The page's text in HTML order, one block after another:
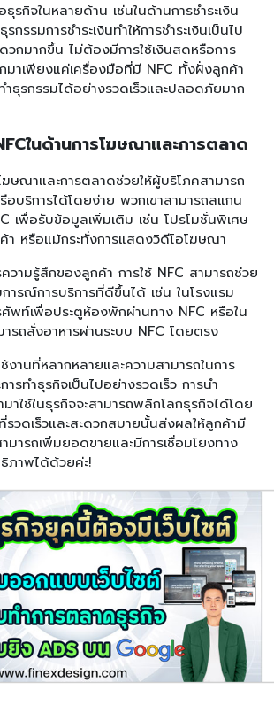
รกิจในหลายด้าน เช่นในด้านการชำระเงิน
กรรมการชำระเงินทำให้การชำระเงินเป็นไป
วกมากขึ้น ไม่ต้องมีการใช้เงินสดหรือการ
าเพียงแค่เครื่องมือที่มี NFC ทั้งฝั่งลูกค้า
ำธุรกรรมได้อย่างรวดเร็วและปลอดภัยมาก
ในด้านการโฆษณาและการตลาด
ฆษณาและการตลาดช่วยให้ผู้บริโภคสามารถ
อบริการได้โดยง่าย พวกเขาสามารถสแกน
เพื่อรับข้อมูลเพิ่มเติม เช่น โปรโมชั่นพิเศษ
า หรือแม้กระทั่งการแสดงวิดีโอโฆษณา
วามรู้สึกของลูกค้า การใช้ NFC สามารถช่วย
ารณ์การบริการที่ดีขึ้นได้ เช่น ในโรงแรม
ศัพท์เพื่อประตูห้องพักผ่านทาง NFC หรือใน
ารถสั่งอาหารผ่านระบบ NFC โดยตรง
านที่หลากหลายและความสามารถในการ
ารทำธุรกิจเป็นไปอย่างรวดเร็ว การนำ
มาใช้ในธุรกิจจะสามารถพลิกโลกธุรกิจได้โดย
รวดเร็วและสะดวกสบายนั้นส่งผลให้ลูกค้ามี
มารถเพิ่มยอดขายและมีการเชื่อมโยงทาง
ภาพได้ด้วยค่ะ!